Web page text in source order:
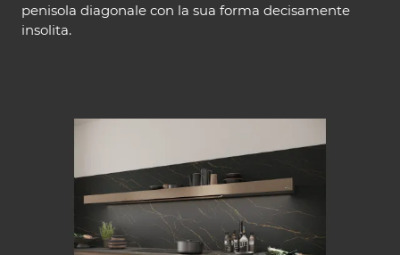
penisola diagonale con la sua forma decisamente
insolita.